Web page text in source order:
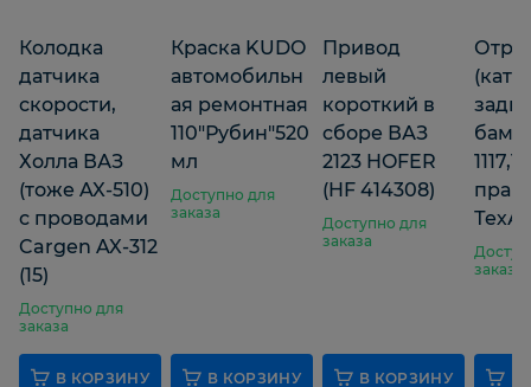
Колодка
датчика
скорости,
датчика
Холла ВАЗ
(тоже AX-510)
с проводами
Cargen AX-312
(15)
Доступно для
заказа
В КОРЗИНУ
Краска KUDO
автомобильн
ая ремонтная
110"Рубин"520
мл
Доступно для
заказа
В КОРЗИНУ
Привод
левый
короткий в
сборе ВАЗ
2123 HOFER
(HF 414308)
Доступно для
заказа
В КОРЗИНУ
задн/
заказа